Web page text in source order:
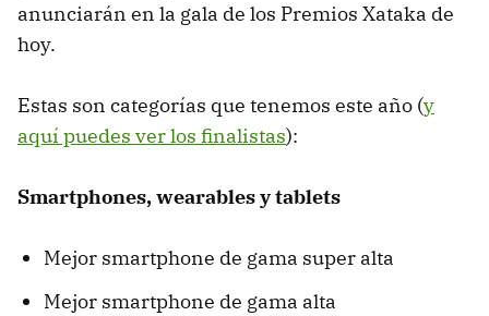
anunciarán en la gala de los Premios Xataka de
hoy.
Estas son categorías que tenemos este año (y
aquí puedes ver los finalistas):
Smartphones, wearables y tablets
Mejor smartphone de gama super alta
Mejor smartphone de gama alta